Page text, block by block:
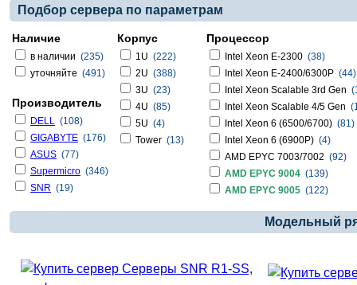
Подбор сервера по параметрам
Наличие
в наличии (235)
уточняйте (491)
Производитель
DELL (108)
GIGABYTE (176)
ASUS (77)
Supermicro (346)
SNR (19)
Корпус
1U (222)
2U (388)
3U (23)
4U (85)
5U (4)
Tower (13)
Процессор
Intel Xeon E-2300 (38)
Intel Xeon E-2400/6300P (44)
Intel Xeon Scalable 3rd Gen
Intel Xeon Scalable 4/5 Gen
Intel Xeon 6 (6500/6700) (81)
Intel Xeon 6 (6900P) (4)
AMD EPYC 7003/7002 (92)
AMD EPYC 9004 (139)
AMD EPYC 9005 (122)
Модельный